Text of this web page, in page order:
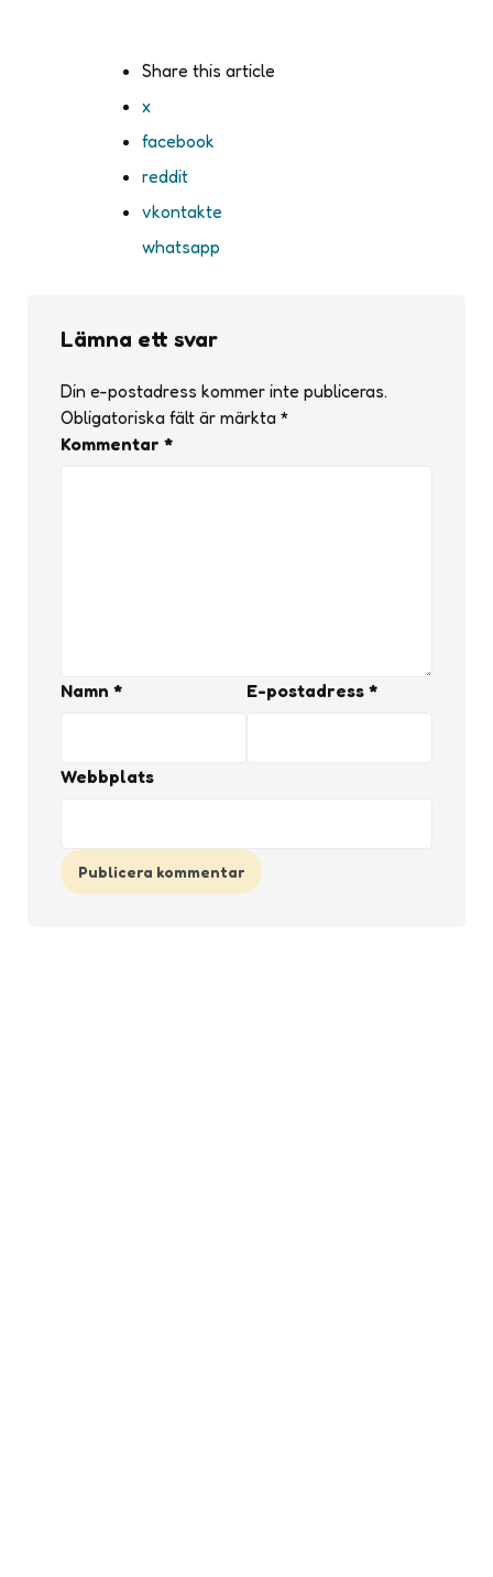
Share this article
x
facebook
reddit
vkontakte
whatsapp
Lämna ett svar
Din e-postadress kommer inte publiceras.
Obligatoriska fält är märkta *
Kommentar *
Namn * E-postadress *
Webbplats